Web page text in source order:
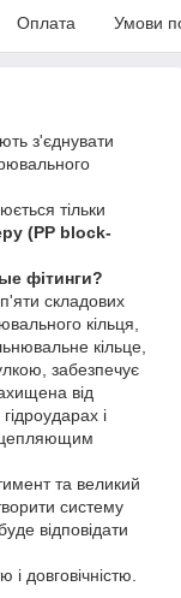
Оплата Умови
з'єднувати
тільки
(PP block-
фітинги?
складових
кільця,
кільце,
забезпечує
від
і
та великий
систему
відповідати
і довговічністю.